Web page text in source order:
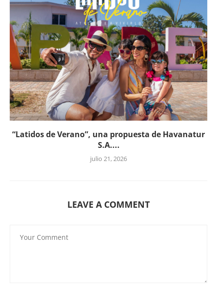
“Latidos de Verano”, una propuesta de Havanatur
S.A....
julio 21, 2026
LEAVE A COMMENT